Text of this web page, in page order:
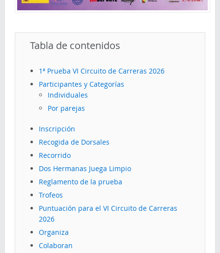
Tabla de contenidos
1ª Prueba VI Circuito de Carreras 2026
Participantes y Categorías
Individuales
Por parejas
Inscripción
Recogida de Dorsales
Recorrido
Dos Hermanas Juega Limpio
Reglamento de la prueba
Trofeos
Puntuación para el VI Circuito de Carreras
2026
Organiza
Colaboran